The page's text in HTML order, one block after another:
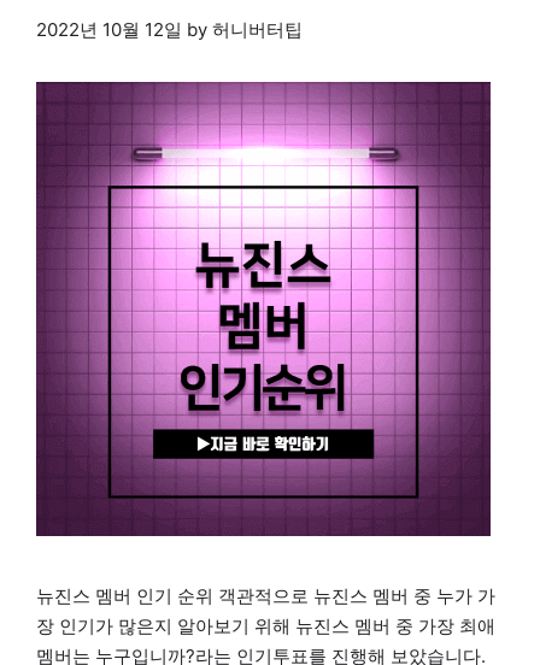
2022년 10월 12일 by 허니버터팁
뉴진스 멤버 인기 순위 객관적으로 뉴진스 멤버 중 누가 가
장 인기가 많은지 알아보기 위해 뉴진스 멤버 중 가장 최애
멤버는 누구입니까?라는 인기투표를 진행해 보았습니다.